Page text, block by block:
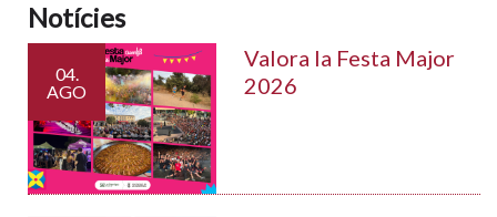
Notícies
04.
AGO
Valora la Festa Major
2026